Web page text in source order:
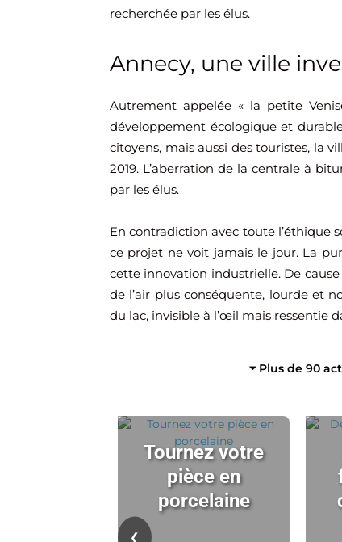
recherchée par les élus.
Annecy, une ville
Autrement appelée « la petite
développement écologique et
citoyens, mais aussi des touristes, la
2019. L’aberration de la centrale à
par les élus.
En contradiction avec toute l’éthique
ce projet ne voit jamais le jour. La
cette innovation industrielle. De
de l’air plus conséquente, lourde et
du lac, invisible à l’œil mais ressentie
⏷ Plus de 90
Tournez votre
pièce en
porcelaine
❮